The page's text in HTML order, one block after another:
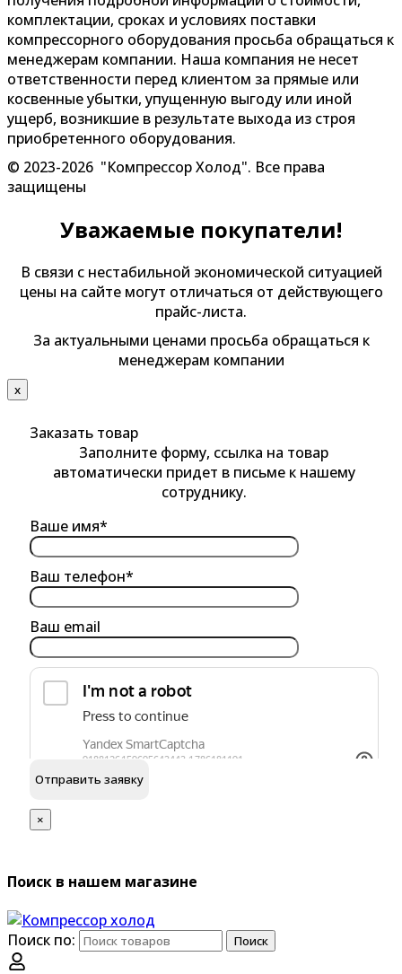
комплектации, сроках и условиях поставки
компрессорного оборудования просьба обращаться к
менеджерам компании. Наша компания не несет
ответственности перед клиентом за прямые или
косвенные убытки, упущенную выгоду или иной
ущерб, возникшие в результате выхода из строя
приобретенного оборудования.
© 2023-2026 "Компрессор Холод". Все права
защищены
Уважаемые покупатели!
В связи с нестабильной экономической ситуацией
цены на сайте могут отличаться от действующего
прайс-листа.
За актуальными ценами просьба обращаться к
менеджерам компании
х
Заказать товар
Заполните форму, ссылка на товар
автоматически придет в письме к нашему
сотруднику.
Ваше имя*
Ваш телефон*
Ваш email
Я согласен наобработку персональных данных
×
Поиск в нашем магазине
Поиск по: Поиск